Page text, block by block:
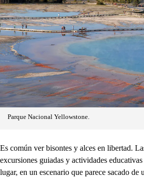
Parque Nacional Yellowstone.
Es común ver bisontes y alces en libertad.
excursiones guiadas y actividades
lugar, en un escenario que parece sacado de